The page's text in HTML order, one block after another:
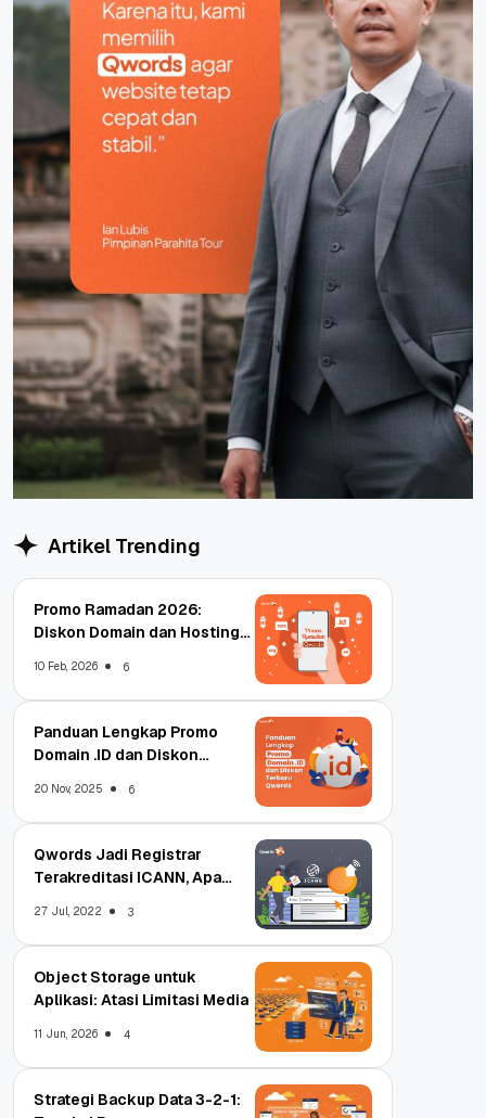
Artikel Trending
Promo Ramadan 2026:
Diskon Domain dan Hosting
10 Feb, 2026 6
Panduan Lengkap Promo
Domain .ID dan Diskon
20 Nov, 2025 6
Qwords Jadi Registrar
Terakreditasi ICANN, Apa
27 Jul, 2022 3
Object Storage untuk
Aplikasi: Atasi Limitasi Media
11 Jun, 2026 4
Strategi Backup Data 3-2-1: